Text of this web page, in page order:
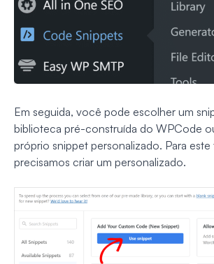
Em seguida, você pode escolher um
biblioteca pré-construída do WPCode
próprio snippet personalizado. Para este
precisamos criar um personalizado.